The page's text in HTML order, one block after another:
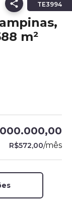
TE3994
m²
R$572,00/mês